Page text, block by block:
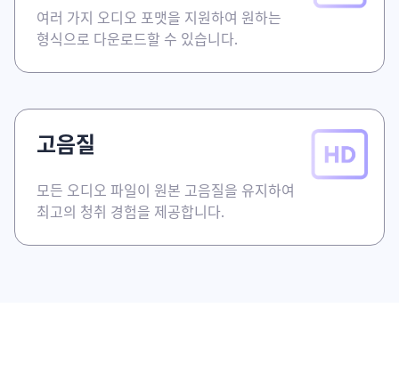
여러 가지 오디오 포맷을 지원하여 원하는
형식으로 다운로드할 수 있습니다.
고음질
모든 오디오 파일이 원본 고음질을 유지하여
최고의 청취 경험을 제공합니다.